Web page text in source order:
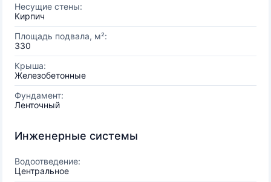
Несущие стены:
Кирпич
Площадь подвала, м²:
330
Крыша:
Железобетонные
Фундамент:
Ленточный
Инженерные системы
Водоотведение:
Центральное